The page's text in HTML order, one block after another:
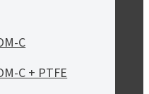
C
C + PTFE